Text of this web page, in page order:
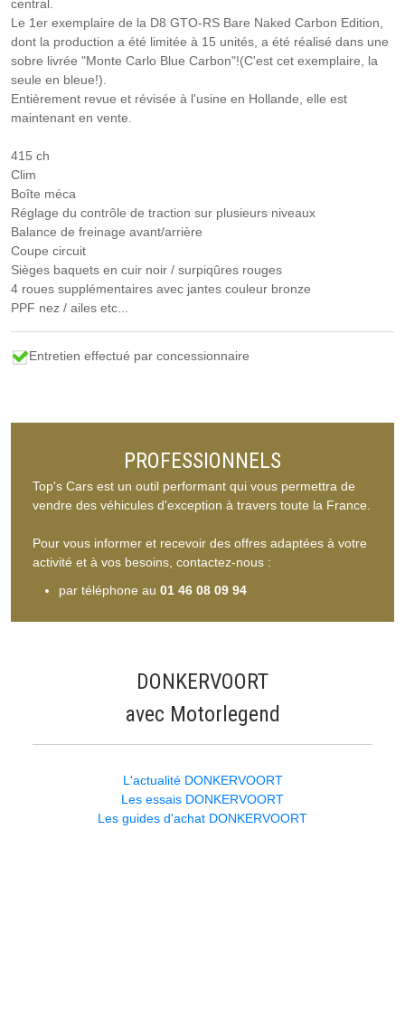
central.
Le 1er exemplaire de la D8 GTO-RS Bare Naked Carbon Edition,
dont la production a été limitée à 15 unités, a été réalisé dans une
sobre livrée "Monte Carlo Blue Carbon"!(C'est cet exemplaire, la
seule en bleue!).
Entièrement revue et révisée à l'usine en Hollande, elle est
maintenant en vente.
415 ch
Clim
Boîte méca
Réglage du contrôle de traction sur plusieurs niveaux
Balance de freinage avant/arrière
Coupe circuit
Sièges baquets en cuir noir / surpiqûres rouges
4 roues supplémentaires avec jantes couleur bronze
PPF nez / ailes etc...
Entretien effectué par concessionnaire
PROFESSIONNELS
Top's Cars est un outil performant qui vous permettra de
vendre des véhicules d'exception à travers toute la France.
Pour vous informer et recevoir des offres adaptées à votre
activité et à vos besoins, contactez-nous :
par téléphone au 01 46 08 09 94
DONKERVOORT
avec Motorlegend
L'actualité DONKERVOORT
Les essais DONKERVOORT
Les guides d'achat DONKERVOORT